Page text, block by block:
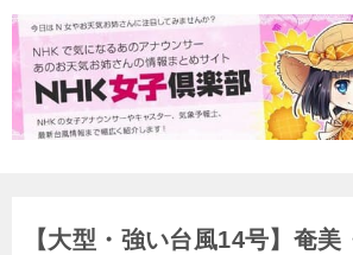
【大型・強い台風14号】奄美